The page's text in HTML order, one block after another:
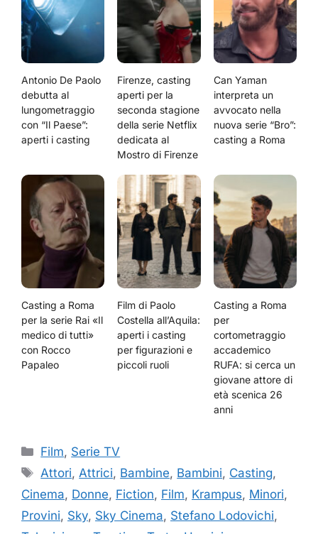
Antonio De Paolo
debutta al
lungometraggio
con “Il Paese”:
aperti i casting
Firenze, casting
aperti per la
seconda stagione
della serie Netflix
dedicata al
Mostro di Firenze
Can Yaman
interpreta un
avvocato nella
nuova serie “Bro”:
casting a Roma
Casting a Roma
per la serie Rai «Il
medico di tutti»
con Rocco
Papaleo
Film di Paolo
Costella all’Aquila:
aperti i casting
per figurazioni e
piccoli ruoli
Casting a Roma
per
cortometraggio
accademico
RUFA: si cerca un
giovane attore di
età scenica 26
anni
Categorie
Film, Serie TV
Tag
Attori, Attrici, Bambine, Bambini, Casting,
Cinema, Donne, Fiction, Film, Krampus, Minori,
Provini, Sky, Sky Cinema, Stefano Lodovichi,